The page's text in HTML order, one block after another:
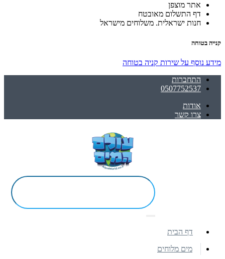
אתר מוצפן
דף התשלום מאובטח
חנות ישראלית. משלוחים מישראל
קנייה בטוחה
מידע נוסף על שירות קניה בטוחה
התחברות
0507752537
אודות
צרו קשר
דף הבית
מים מלוחים